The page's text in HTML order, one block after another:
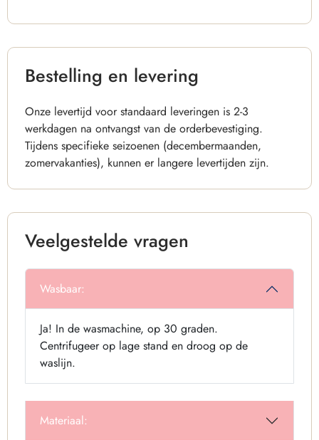
Bestelling en levering
Onze levertijd voor standaard leveringen is 2-3
werkdagen na ontvangst van de orderbevestiging.
Tijdens specifieke seizoenen (decembermaanden,
zomervakanties), kunnen er langere levertijden zijn.
Veelgestelde vragen
Wasbaar:
Ja! In de wasmachine, op 30 graden.
Centrifugeer op lage stand en droog op de
waslijn.
Materiaal: